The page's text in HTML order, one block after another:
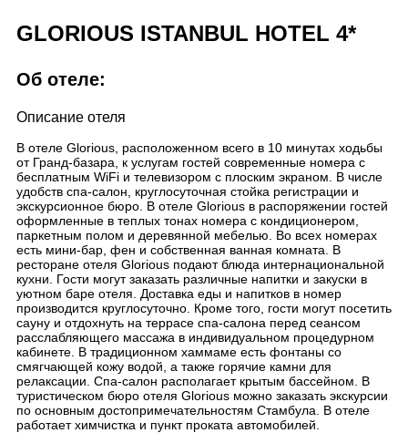
GLORIOUS ISTANBUL HOTEL 4*
Об отеле:
Описание отеля
В отеле Glorious, расположенном всего в 10 минутах ходьбы
от Гранд-базара, к услугам гостей современные номера с
бесплатным WiFi и телевизором с плоским экраном. В числе
удобств спа-салон, круглосуточная стойка регистрации и
экскурсионное бюро. В отеле Glorious в распоряжении гостей
оформленные в теплых тонах номера с кондиционером,
паркетным полом и деревянной мебелью. Во всех номерах
есть мини-бар, фен и собственная ванная комната. В
ресторане отеля Glorious подают блюда интернациональной
кухни. Гости могут заказать различные напитки и закуски в
уютном баре отеля. Доставка еды и напитков в номер
производится круглосуточно. Кроме того, гости могут посетить
сауну и отдохнуть на террасе спа-салона перед сеансом
расслабляющего массажа в индивидуальном процедурном
кабинете. В традиционном хаммаме есть фонтаны со
смягчающей кожу водой, а также горячие камни для
релаксации. Спа-салон располагает крытым бассейном. В
туристическом бюро отеля Glorious можно заказать экскурсии
по основным достопримечательностям Стамбула. В отеле
работает химчистка и пункт проката автомобилей.